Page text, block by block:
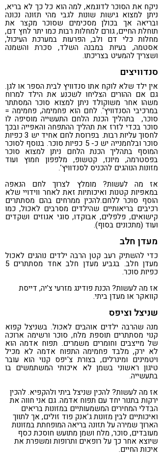
ניקח את הסוכר לדוגמא, למה הוא כל כך לא בריא,
ניתן למצוא גישות שונות לגבי מהי תזונה נכונה
ובריאה אך בכולן מסכימים שסוכר מקצר את
תוחלת החיים, גורם למחלות רבות כמו יתר לחץ דם,
מחלות כלי דם ולב, הפרעות במערכת העיכול,
אסטמה, בעיות במבנה השלד, סכרת והשמנה
ושצריך להמעיט בצריכתו.
סנדוויצים
אין ילד שלא לוקח אתו סנדוויץ לבית הספר או לגן.
גם אם ההורים הצליחו לשכנע את הילד למרוח
משהו אחר משוקולד ניתן למצוא סוכר המסתתר
במרכיבי הסנדוויץ'. לחם הוא פחמימה, פחמימה =
סוכר, בתהליך הכנת הלחם התעשייה מוסיפה לו
סוכר בכדי לזרז את תהליך ההתפחה והאפייה ובכך
לחסוך עליות רבות. בפרוסת לחם אחיד יש 3 כפיות
סוכר ובלחמנייה יש כ- 5 כפיות סוכר. בנוסף לסוכר
המוסף בתהליך הכנת הלחם ניתן למצוא סוכר
בפסטרמה, מיונז, קטשופ, מלפפון חמוץ ועוד
מזונות הנוהגים להכניס לסנדוויץ'.
אז מה לעשות? מומלץ לצרוך לחם הנאפה
במאפיות קטנות ואיכותיות זאת לאחר ווידויי שלא
הוסף סוכר ללחם.להכין ממרחים בהם מסתתרים
רכיבים בריאותיים שהילדים מסרבים לאכול, כמו
קישואים, פלפלים, אבוקדו, סוגי אגוזים ושקדים
ועוד (מתכונים בסוף).
מעדן חלב
כדי להשתיק רעב קטן הרבה ילדים נוהגים לאכול
מעדן חלב. בגביע מעדן חלב אחד מסתתרים 5
כפיות סוכר.
אז מה לעשות? הכנת פודינג מזרעי צ'יה, דייסת
קוואקר או מעדן ביתי.
שניצל וציפס
מנה שהרבה ילדים אוהבים לאכול. בשניצל קפוא
קנוי מסתתרים תוספת מלח, סוכר ורשימה ארוכה
של מייצבים וחומרים משמרים. תפוח אדמה הוא
לא ירק, מלבד פחמימה התפוח אדמה לא מכיל
ויטמינים ומינרלים, בצורת צ'יפס קנוי הוא עובר
טיגון ראשוני בשמן לא איכותי המשתמשים בו
בתעשייה.
אז מה לעשות? להכין שניצל ביתי ולהקפיא. להכין
ירקות בתנור יחד עם תפוח אדמה. גם אני חווה את
הבדלי המחירים המשמעותיים במזונות בריאים
ואיכותיים לבין מזונות ג'אנק פוד זולים, אך לתווך
הארוך שמירה על תזונה בריאה המופחתת במזונות
מעובדים, סוכר, מלח ושמן מתועש חוסכת כסף
שיוצא אחר כך על רופאים ותרופות ומשפרת את
איכות החיים.